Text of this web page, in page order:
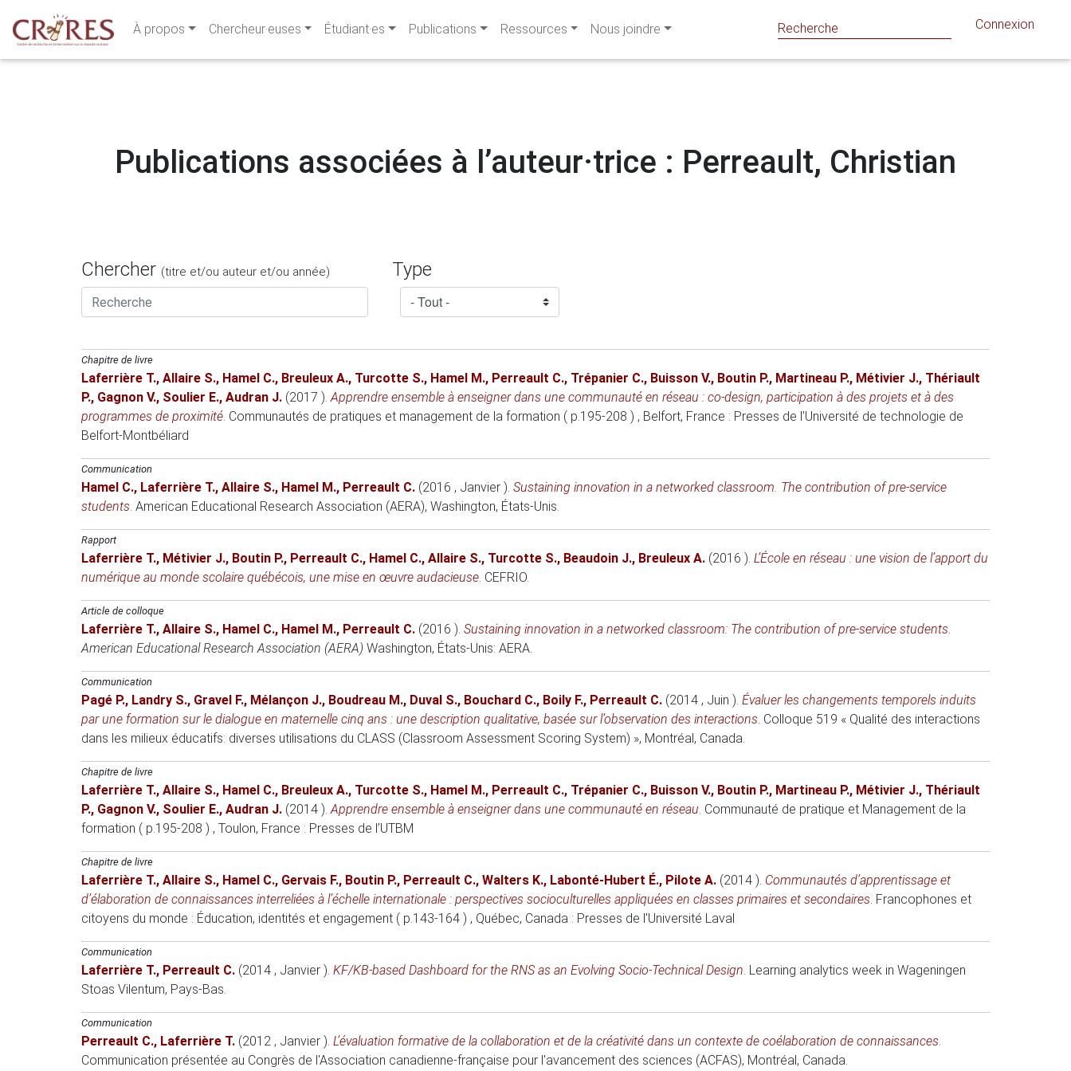
À propos Chercheur·euses Étudiant·es Publications Ressources Nous joindre Connexion
Publications associées à l’auteur·trice : Perreault, Christian
Chercher (titre et/ou auteur et/ou année) Type
Chapitre de livre
Laferrière T., Allaire S., Hamel C., Breuleux A., Turcotte S., Hamel M., Perreault C., Trépanier C., Buisson V., Boutin P., Martineau P., Métivier J., Thériault
P., Gagnon V., Soulier E., Audran J. (2017 ).Apprendre ensemble à enseigner dans une communauté en réseau : co-design, participation à des projets et à des
programmes de proximité. Communautés de pratiques et management de la formation ( p.195-208 ) , Belfort, France : Presses de l’Université de technologie de
Belfort-Montbéliard
Communication
Hamel C., Laferrière T., Allaire S., Hamel M., Perreault C. (2016 , Janvier ). Sustaining innovation in a networked classroom. The contribution of pre-service
students. American Educational Research Association (AERA), Washington, États-Unis.
Rapport
Laferrière T., Métivier J., Boutin P., Perreault C., Hamel C., Allaire S., Turcotte S., Beaudoin J., Breuleux A. (2016 ). L’École en réseau : une vision de l’apport du
numérique au monde scolaire québécois, une mise en œuvre audacieuse. CEFRIO.
Article de colloque
Laferrière T., Allaire S., Hamel C., Hamel M., Perreault C. (2016 ). Sustaining innovation in a networked classroom: The contribution of pre-service students.
American Educational Research Association (AERA) Washington, États-Unis: AERA.
Communication
Pagé P., Landry S., Gravel F., Mélançon J., Boudreau M., Duval S., Bouchard C., Boily F., Perreault C. (2014 , Juin ). Évaluer les changements temporels induits
par une formation sur le dialogue en maternelle cinq ans : une description qualitative, basée sur l’observation des interactions. Colloque 519 « Qualité des interactions
dans les milieux éducatifs: diverses utilisations du CLASS (Classroom Assessment Scoring System) », Montréal, Canada.
Chapitre de livre
Laferrière T., Allaire S., Hamel C., Breuleux A., Turcotte S., Hamel M., Perreault C., Trépanier C., Buisson V., Boutin P., Martineau P., Métivier J., Thériault
P., Gagnon V., Soulier E., Audran J. (2014 ).Apprendre ensemble à enseigner dans une communauté en réseau. Communauté de pratique et Management de la
formation ( p.195-208 ) , Toulon, France : Presses de l’UTBM
Chapitre de livre
Laferrière T., Allaire S., Hamel C., Gervais F., Boutin P., Perreault C., Walters K., Labonté-Hubert É., Pilote A. (2014 ). Communautés d’apprentissage et
d’élaboration de connaissances interreliées à l’échelle internationale : perspectives socioculturelles appliquées en classes primaires et secondaires. Francophones et
citoyens du monde : Éducation, identités et engagement ( p.143-164 ) , Québec, Canada : Presses de l'Université Laval
Communication
Laferrière T., Perreault C. (2014 , Janvier ). KF/KB-based Dashboard for the RNS as an Evolving Socio-Technical Design. Learning analytics week in Wageningen
Stoas Vilentum, Pays-Bas.
Communication
Perreault C., Laferrière T. (2012 , Janvier ). L’évaluation formative de la collaboration et de la créativité dans un contexte de coélaboration de connaissances.
Communication présentée au Congrès de l'Association canadienne-française pour l'avancement des sciences (ACFAS), Montréal, Canada.